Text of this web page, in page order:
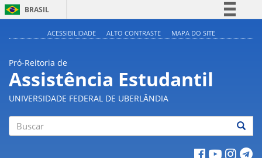
BRASIL
Acesso à informação
Legislação
Canais
ACESSIBILIDADE ALTO CONTRASTE MAPA DO SITE
Pró-Reitoria de
Assistência Estudantil
UNIVERSIDADE FEDERAL DE UBERLÂNDIA